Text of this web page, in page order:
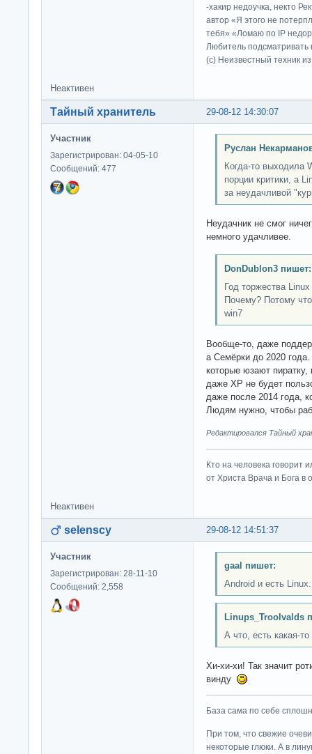
-хакир недоучка, некто
автор «Я этого не
тебя» «Ломаю по IP
Любитель подсматривать
(c) Неизвестный техник
Неактивен
29-08-12 14:30:07
Тайный хранитель
Участник
Зарегистрирован: 04-05-10
Сообщений: 477
Руслан
Когда-то выходила
порции критики, а
за неудачливой
Неудачник не смог
немного удачливее.
DonDublon3 пишет:
Год торжества
Почему? Потому
win7
Вообще-то, даже
а Семёрки до 2020
которые юзают
даже XP не будет
даже после 2014 года,
Людям нужно, чтобы
Редактировался Тайный
Кто на человека говорит
от Христа Врача и Бога в
Неактивен
29-08-12 14:51:37
selenscy
Участник
Зарегистрирован: 28-11-10
Сообщений: 2,558
gaal пишет:
Android и есть Linux.
Linups_Troolvalds
А что, есть какая-
Хи-хи-хи! Так значит
винду
База сама по себе
При том, что свежие
некоторые глюки. А в